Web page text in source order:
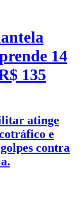
14
135
atinge
e
contra